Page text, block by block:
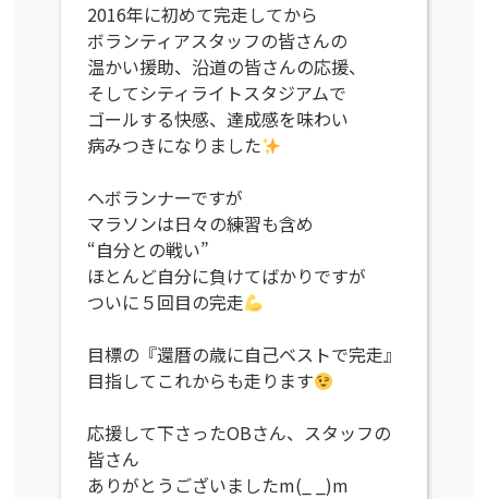
2016年に初めて完走してから
ボランティアスタッフの皆さんの
温かい援助、沿道の皆さんの応援、
そしてシティライトスタジアムで
ゴールする快感、達成感を味わい
病みつきになりました
ヘボランナーですが
マラソンは日々の練習も含め
“自分との戦い”
ほとんど自分に負けてばかりですが
ついに５回目の完走
目標の『還暦の歳に自己ベストで完走』
目指してこれからも走ります
応援して下さったOBさん、スタッフの
皆さん
ありがとうございましたm(_ _)m